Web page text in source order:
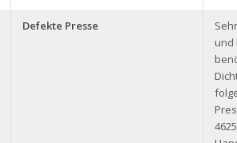
Defekte Presse
und